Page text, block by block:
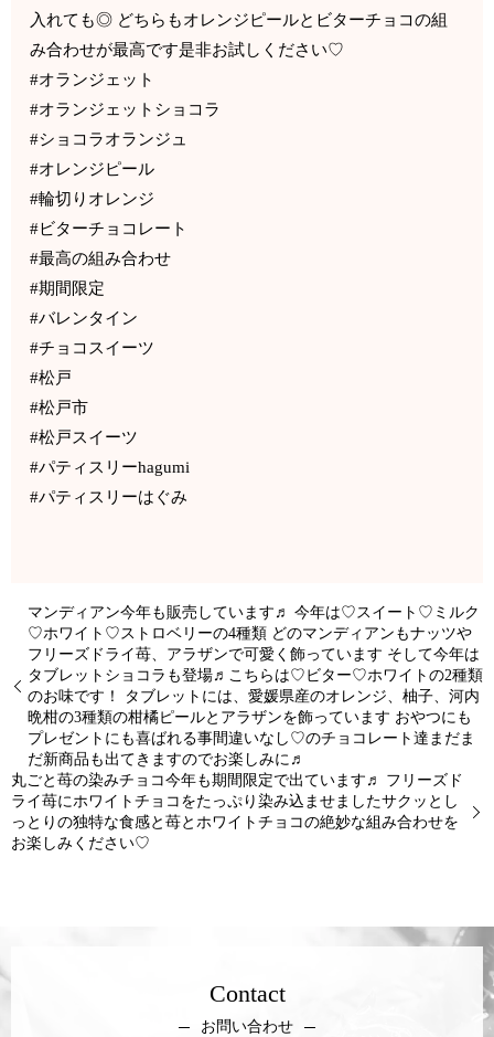
入れても◎ どちらもオレンジピールとビターチョコの組
み合わせが最高です是非お試しください♡
#オランジェット
#オランジェットショコラ
#ショコラオランジュ
#オレンジピール
#輪切りオレンジ
#ビターチョコレート
#最高の組み合わせ
#期間限定
#バレンタイン
#チョコスイーツ
#松戸
#松戸市
#松戸スイーツ
#パティスリーhagumi
#パティスリーはぐみ
マンディアン今年も販売しています♬ 今年は♡スイート♡ミルク
♡ホワイト♡ストロベリーの4種類 どのマンディアンもナッツや
フリーズドライ苺、アラザンで可愛く飾っています そして今年は
タブレットショコラも登場♬こちらは♡ビター♡ホワイトの2種類
のお味です！ タブレットには、愛媛県産のオレンジ、柚子、河内
晩柑の3種類の柑橘ピールとアラザンを飾っています おやつにも
プレゼントにも喜ばれる事間違いなし♡のチョコレート達まだま
だ新商品も出てきますのでお楽しみに♬
丸ごと苺の染みチョコ今年も期間限定で出ています♬ フリーズド
ライ苺にホワイトチョコをたっぷり染み込ませましたサクッとし
っとりの独特な食感と苺とホワイトチョコの絶妙な組み合わせを
お楽しみください♡
Contact
お問い合わせ